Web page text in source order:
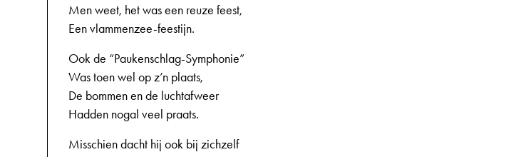
Men weet, het was een reuze feest,
Een vlammenzee-feestijn.
Ook de “Paukenschlag-Symphonie”
Was toen wel op z’n plaats,
De bommen en de luchtafweer
Hadden nogal veel praats.
Misschien dacht hij ook bij zichzelf